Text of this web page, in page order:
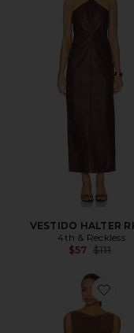
VESTIDO HALTER
4th & Reckless
$57 Previous
$111